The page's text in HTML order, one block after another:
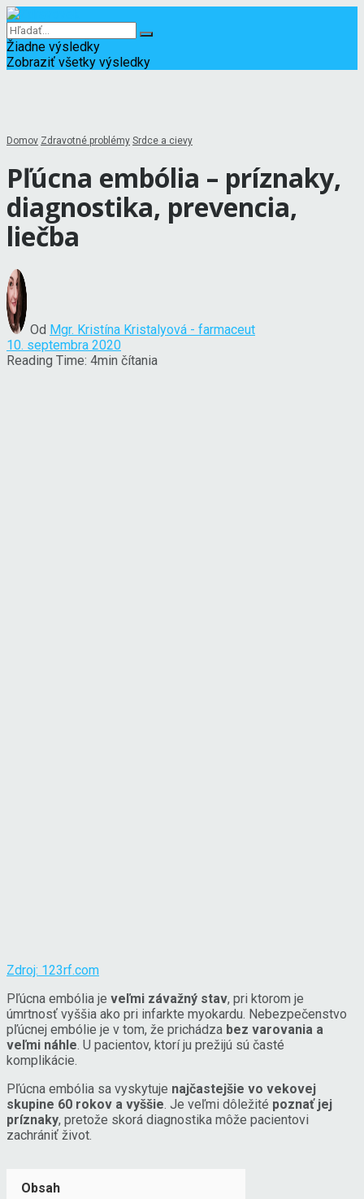
Žiadne výsledky
Zobraziť všetky výsledky
Domov Zdravotné problémy Srdce a cievy
Pľúcna embólia – príznaky,
diagnostika, prevencia,
liečba
Od Mgr. Kristína Kristalyová - farmaceut
10. septembra 2020
Reading Time: 4min čítania
Zdroj: 123rf.com
Pľúcna embólia je veľmi závažný stav, pri ktorom je
úmrtnosť vyššia ako pri infarkte myokardu. Nebezpečenstvo
pľúcnej embólie je v tom, že prichádza bez varovania a
veľmi náhle . U pacientov, ktorí ju prežijú sú časté
komplikácie.
Pľúcna embólia sa vyskytuje najčastejšie vo vekovej
skupine 60 rokov a vyššie . Je veľmi dôležité poznať jej
príznaky, pretože skorá diagnostika môže pacientovi
zachrániť život.
Obsah